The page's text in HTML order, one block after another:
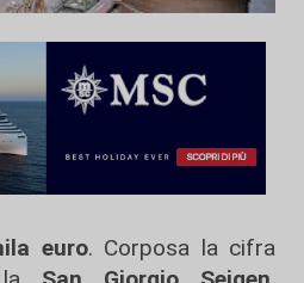
euro. Corposa la cifra